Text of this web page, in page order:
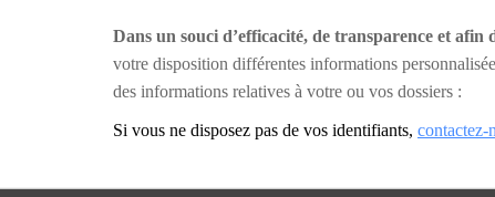
Dans un souci d’efficacité, de transparence et
votre disposition différentes informations
des informations relatives à votre ou vos dossiers :
Si vous ne disposez pas de vos identifiants, contactez-